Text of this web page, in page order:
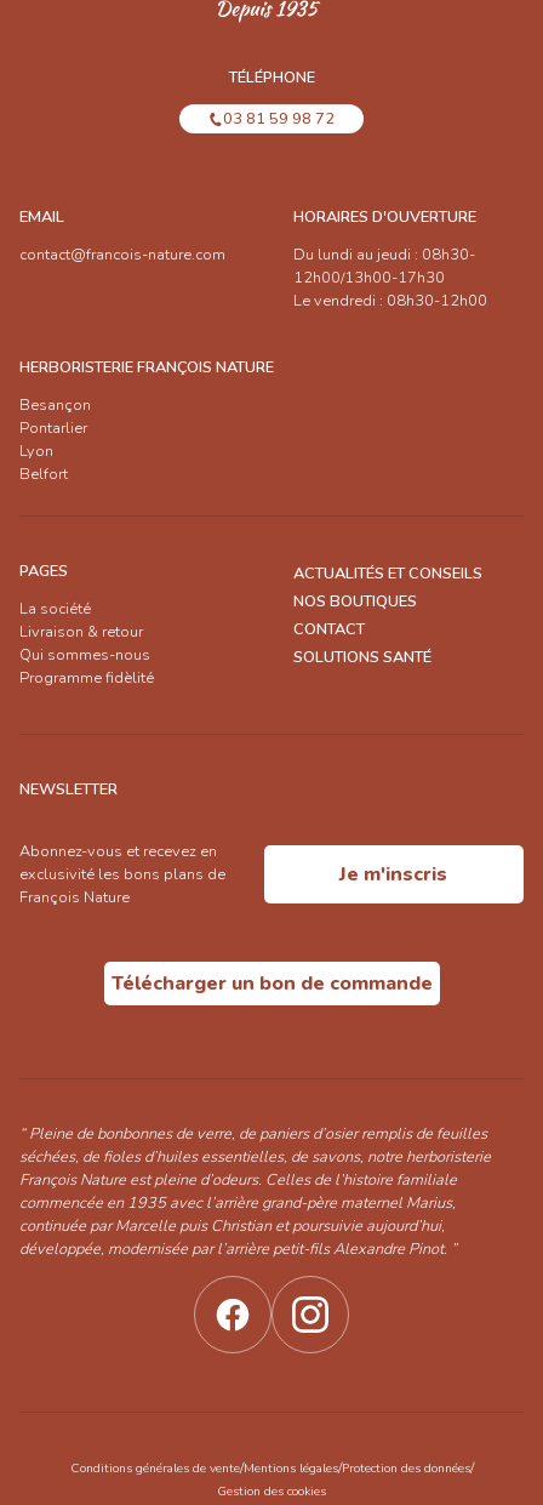
TÉLÉPHONE
03 81 59 98 72
EMAIL
contact@francois-nature.com
HORAIRES D'OUVERTURE
Du lundi au jeudi : 08h30-
12h00/13h00-17h30
Le vendredi : 08h30-12h00
HERBORISTERIE FRANÇOIS NATURE
Besançon
Pontarlier
Lyon
Belfort
PAGES
La société
Livraison & retour
Qui sommes-nous
Programme fidèlité
ACTUALITÉS ET CONSEILS
NOS BOUTIQUES
CONTACT
SOLUTIONS SANTÉ
NEWSLETTER
Abonnez-vous et recevez en
exclusivité les bons plans de
François Nature
Je m'inscris
Télécharger un bon de commande
“ Pleine de bonbonnes de verre, de paniers d’osier remplis de feuilles
séchées, de fioles d’huiles essentielles, de savons, notre herboristerie
François Nature est pleine d’odeurs. Celles de l’histoire familiale
commencée en 1935 avec l’arrière grand-père maternel Marius,
continuée par Marcelle puis Christian et poursuivie aujourd’hui,
développée, modernisée par l’arrière petit-fils Alexandre Pinot. ”
Conditions générales de vente/Mentions légales/Protection des données/
Gestion des cookies